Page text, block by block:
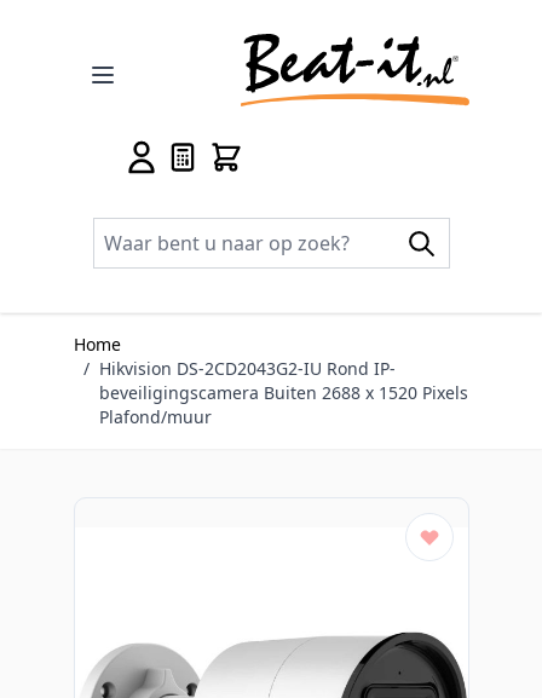
Home
/ Hikvision DS-2CD2043G2-IU Rond IP-
beveiligingscamera Buiten 2688 x 1520 Pixels
Plafond/muur